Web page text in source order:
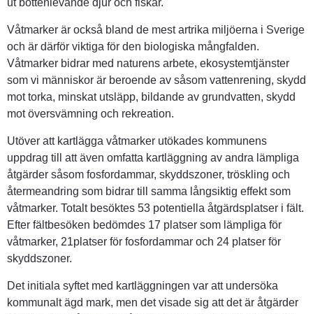
Våtmarker är också bland de mest artrika miljöerna i Sverige
och är därför viktiga för den biologiska mångfalden.
Våtmarker bidrar med naturens arbete, ekosystemtjänster
som vi människor är beroende av såsom vattenrening, skydd
mot torka, minskat utsläpp, bildande av grundvatten, skydd
mot översvämning och rekreation.
Utöver att kartlägga våtmarker utökades kommunens
uppdrag till att även omfatta kartläggning av andra lämpliga
åtgärder såsom fosfordammar, skyddszoner, tröskling och
återmeandring som bidrar till samma långsiktig effekt som
våtmarker. Totalt besöktes 53 potentiella åtgärdsplatser i fält.
Efter fältbesöken bedömdes 17 platser som lämpliga för
våtmarker, 21platser för fosfordammar och 24 platser för
skyddszoner.
Det initiala syftet med kartläggningen var att undersöka
kommunalt ägd mark, men det visade sig att det är åtgärder